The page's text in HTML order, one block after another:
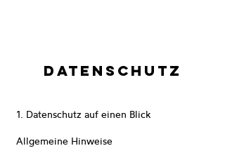
Datenschutz
1. Datenschutz auf einen Blick
Allgemeine Hinweise